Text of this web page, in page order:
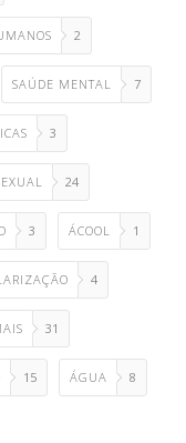
2
SAÚDE MENTAL 7
3
24
3 ÁCOOL 1
4
31
15 ÁGUA 8